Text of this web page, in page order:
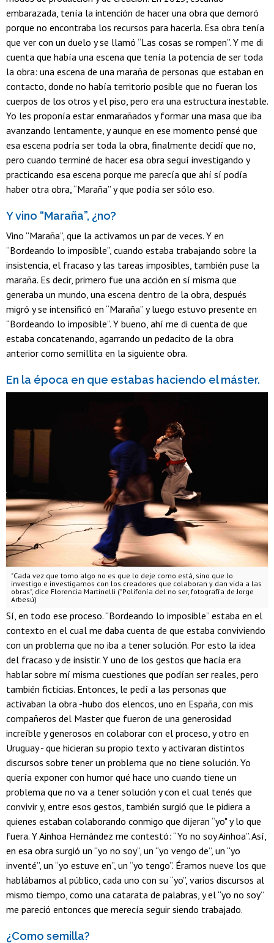
embarazada, tenía la intención de hacer una obra que demoró
porque no encontraba los recursos para hacerla. Esa obra tenía
que ver con un duelo y se llamó “Las cosas se rompen”. Y me di
cuenta que había una escena que tenía la potencia de ser toda
la obra: una escena de una maraña de personas que estaban en
contacto, donde no había territorio posible que no fueran los
cuerpos de los otros y el piso, pero era una estructura inestable.
Yo les proponía estar enmarañados y formar una masa que iba
avanzando lentamente, y aunque en ese momento pensé que
esa escena podría ser toda la obra, finalmente decidí que no,
pero cuando terminé de hacer esa obra seguí investigando y
practicando esa escena porque me parecía que ahí sí podía
haber otra obra, “Maraña” y que podía ser sólo eso.
Y vino “Maraña”, ¿no?
Vino “Maraña”, que la activamos un par de veces. Y en
“Bordeando lo imposible”, cuando estaba trabajando sobre la
insistencia, el fracaso y las tareas imposibles, también puse la
maraña. Es decir, primero fue una acción en sí misma que
generaba un mundo, una escena dentro de la obra, después
migró y se intensificó en “Maraña” y luego estuvo presente en
“Bordeando lo imposible”. Y bueno, ahí me di cuenta de que
estaba concatenando, agarrando un pedacito de la obra
anterior como semillita en la siguiente obra.
En la época en que estabas haciendo el máster.
"Cada vez que tomo algo no es que lo deje como está, sino que lo
investigo e investigamos con los creadores que colaboran y dan vida a las
obras", dice Florencia Martinelli ("Polifonía del no ser, fotografía de Jorge
Arbesú)
Sí, en todo ese proceso. “Bordeando lo imposible” estaba en el
contexto en el cual me daba cuenta de que estaba conviviendo
con un problema que no iba a tener solución. Por esto la idea
del fracaso y de insistir. Y uno de los gestos que hacía era
hablar sobre mí misma cuestiones que podían ser reales, pero
también ficticias. Entonces, le pedí a las personas que
activaban la obra -hubo dos elencos, uno en España, con mis
compañeros del Master que fueron de una generosidad
increíble y generosos en colaborar con el proceso, y otro en
Uruguay - que hicieran su propio texto y activaran distintos
discursos sobre tener un problema que no tiene solución. Yo
quería exponer con humor qué hace uno cuando tiene un
problema que no va a tener solución y con el cual tenés que
convivir y, entre esos gestos, también surgió que le pidiera a
quienes estaban colaborando conmigo que dijeran “yo" y lo que
fuera. Y Ainhoa Hernández me contestó: “Yo no soy Ainhoa”. Así,
en esa obra surgió un “yo no soy”, un “yo vengo de”, un “yo
inventé”, un “yo estuve en”, un “yo tengo”. Éramos nueve los que
hablábamos al público, cada uno con su “yo”, varios discursos al
mismo tiempo, como una catarata de palabras, y el “yo no soy”
me pareció entonces que merecía seguir siendo trabajado.
¿Como semilla?